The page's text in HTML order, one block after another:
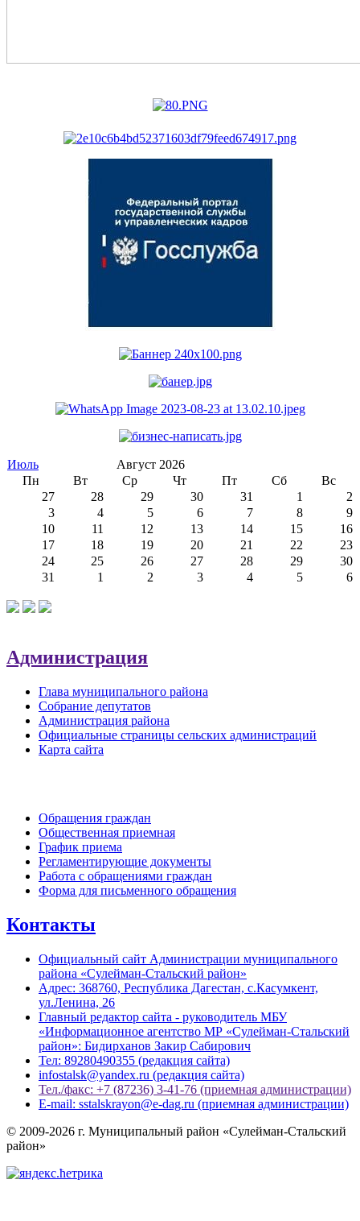
Июль
Август 2026
Пн
Вт Ср Чт Пт Сб
Вс
27
28 29 30 31 1
2
3
4 5 6 7 8
9
10
11 12 13 14 15
16
17
18 19 20 21 22
23
24
25 26 27 28 29
30
31
1 2 3 4 5 6
Администрация
Глава муниципального района
Собрание депутатов
Администрация района
Официальные страницы сельских администраций
Карта сайта
Обращения граждан
Общественная приемная
График приема
Регламентирующие документы
Работа с обращениями граждан
Форма для письменного обращения
Контакты
Официальный сайт Администрации муниципального
района «Сулейман-Стальский район»
Адрес: 368760, Республика Дагестан, с.Касумкент,
ул.Ленина, 26
Главный редактор сайта - руководитель МБУ
«Информационное агентство МР «Сулейман-Стальский
район»: Бидирханов Закир Сабирович
Тел: 89280490355 (редакция сайта)
infostalsk@yandex.ru (редакция сайта)
Тел./факс: +7 (87236) 3-41-76 (приемная администрации)
E-mail: sstalskrayon@e-dag.ru (приемная администрации)
© 2009-2026 г. Муниципальный район «Сулейман-Стальский
район»